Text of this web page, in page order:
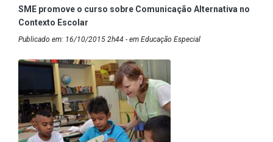
SME promove o curso sobre Comunicação Alternativa no
Contexto Escolar
Publicado em: 16/10/2015 2h44 - em Educação Especial